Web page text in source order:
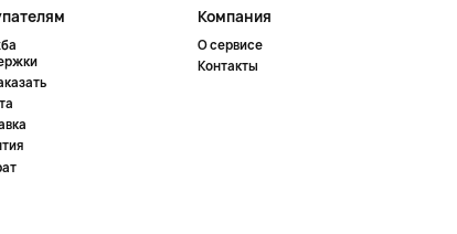
Компания
О сервисе
Контакты